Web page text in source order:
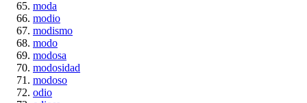
moda
modio
modismo
modo
modosa
modosidad
modoso
odio